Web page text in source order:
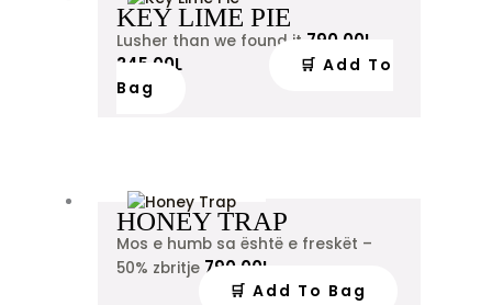
KEY LIME PIE
Lusher than we found it 790.00L
345.00L
🛒 Add To
Bag
HONEY TRAP
Mos e humb sa është e freskët –
50% zbritje 790.00L
🛒 Add To Bag